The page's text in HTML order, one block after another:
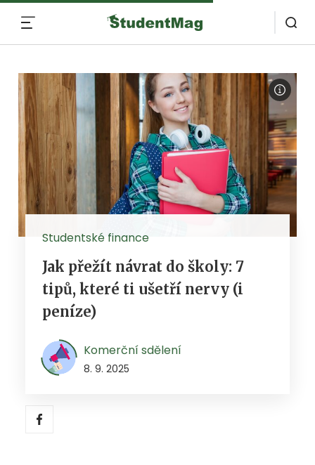
Studentské finance
Jak přežít návrat do školy: 7
tipů, které ti ušetří nervy (i
peníze)
Komerční sdělení
8. 9. 2025